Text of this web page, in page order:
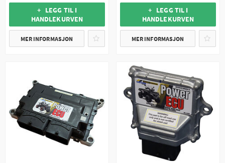
+ LEGG TIL I
HANDLEKURVEN
MER INFORMASJON
+ LEGG TIL I
HANDLEKURVEN
MER INFORMASJON